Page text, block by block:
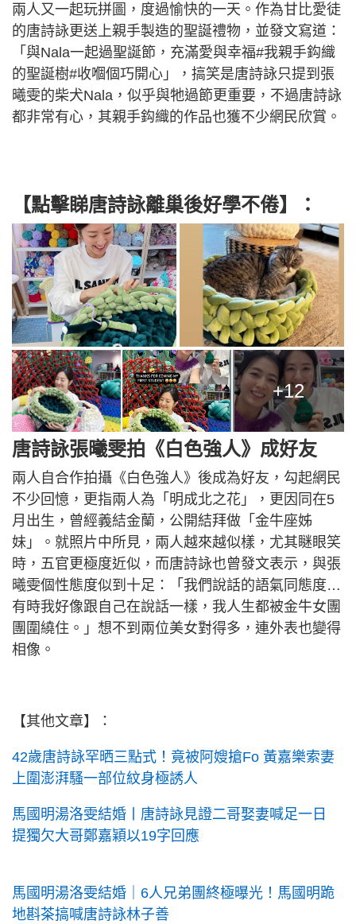
兩人又一起玩拼圖，度過愉快的一天。作為甘比愛徒
的唐詩詠更送上親手製造的聖誕禮物，並發文寫道：
「與Nala一起過聖誕節，充滿愛與幸福#我親手鈎織
的聖誕樹#收嗰個巧開心」，搞笑是唐詩詠只提到張
曦雯的柴犬Nala，似乎與牠過節更重要，不過唐詩詠
都非常有心，其親手鈎織的作品也獲不少網民欣賞。
【點擊睇唐詩詠離巢後好學不倦】：
+12
唐詩詠張曦雯拍《白色強人》成好友
兩人自合作拍攝《白色強人》後成為好友，勾起網民
不少回憶，更指兩人為「明成北之花」，更因同在5
月出生，曾經義結金蘭，公開結拜做「金牛座姊
妹」。就照片中所見，兩人越來越似樣，尤其瞇眼笑
時，五官更極度近似，而唐詩詠也曾發文表示，與張
曦雯個性態度似到十足：「我們說話的語氣同態度…
有時我好像跟自己在說話一樣，我人生都被金牛女團
團圍繞住。」想不到兩位美女對得多，連外表也變得
相像。
【其他文章】：
42歲唐詩詠罕晒三點式！竟被阿嫂搶Fo 黃嘉樂索妻
上圍澎湃騷一部位紋身極誘人
馬國明湯洛雯結婚丨唐詩詠見證二哥娶妻喊足一日
提獨欠大哥鄭嘉穎以19字回應
馬 國明湯洛雯結婚｜6人兄弟團終極曝光！馬國明跪
地斟茶搞喊唐詩詠林子善